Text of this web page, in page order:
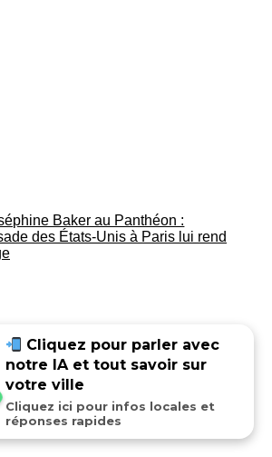
Baker au Panthéon :
des États-Unis à Paris lui rend
Cliquez pour parler avec
notre IA et tout savoir sur
votre ville
Cliquez ici pour infos locales et
réponses rapides